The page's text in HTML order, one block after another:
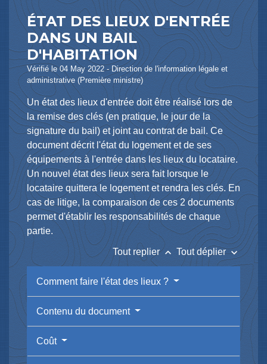
ÉTAT DES LIEUX D'ENTRÉE
DANS UN BAIL
D'HABITATION
Vérifié le 04 May 2022 - Direction de l'information légale et
administrative (Première ministre)
Un état des lieux d'entrée doit être réalisé lors de
la remise des clés (en pratique, le jour de la
signature du bail) et joint au contrat de bail. Ce
document décrit l'état du logement et de ses
équipements à l'entrée dans les lieux du locataire.
Un nouvel état des lieux sera fait lorsque le
locataire quittera le logement et rendra les clés. En
cas de litige, la comparaison de ces 2 documents
permet d'établir les responsabilités de chaque
partie.
Tout replierkeyboard_arrow_up Tout déplierkeyboard_arrow_down
Comment faire l'état des lieux ?
Contenu du document
Coût